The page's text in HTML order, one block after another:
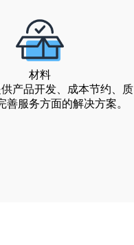
材料
产品开发、成本节约、质
善服务方面的解决方案。